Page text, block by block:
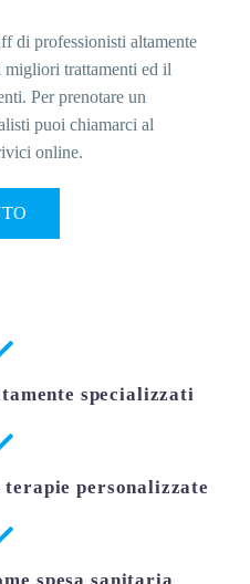
di professionisti altamente
trattamenti ed il
Per prenotare un
puoi chiamarci al
online.
specializzati
personalizzate